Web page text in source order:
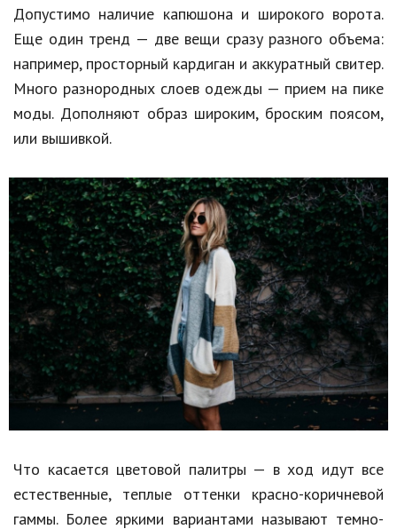
Природа
Образование
Наука и технологии
Допустимо наличие капюшона и широкого ворота.
Еще один тренд — две вещи сразу разного объема:
например, просторный кардиган и аккуратный свитер.
Много разнородных слоев одежды — прием на пике
моды. Дополняют образ широким, броским поясом,
или вышивкой.
Что касается цветовой палитры — в ход идут все
естественные, теплые оттенки красно-коричневой
гаммы. Более яркими вариантами называют темно-